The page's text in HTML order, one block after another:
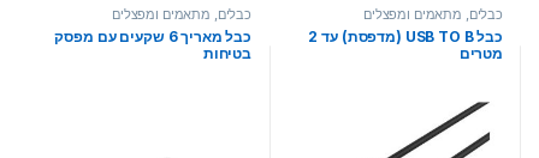
כבלים, מתאמים ומפצלים
כבל USB TO B (מדפסת) עד 2
מטרים
כבלים, מתאמים ומפצלים
כבל מאריך 6 שקעים עם מפסק
בטיחות